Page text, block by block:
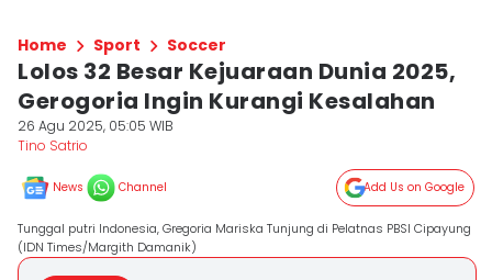
Home Sport Soccer
Lolos 32 Besar Kejuaraan Dunia 2025,
Gerogoria Ingin Kurangi Kesalahan
26 Agu 2025, 05:05 WIB
Tino Satrio
News Channel Add Us on Google
Tunggal putri Indonesia, Gregoria Mariska Tunjung di Pelatnas PBSI Cipayung
(IDN Times/Margith Damanik)